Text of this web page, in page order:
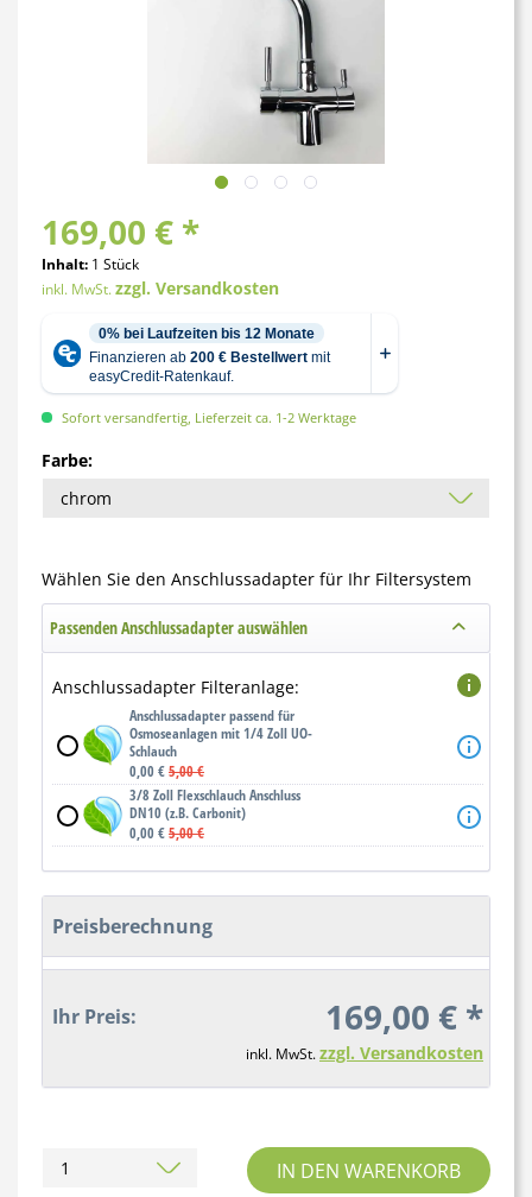
169,00 € *
Inhalt: 1 Stück
inkl. MwSt.zzgl. Versandkosten
Sofort versandfertig, Lieferzeit ca. 1-2 Werktage
Farbe:
Wählen Sie den Anschlussadapter für Ihr Filtersystem
Passenden Anschlussadapter auswählen
Anschlussadapter Filteranlage:
Anschlussadapter passend für
Osmoseanlagen mit 1/4 Zoll UO-
Schlauch
0,00 €5,00 €
3/8 Zoll Flexschlauch Anschluss
DN10 (z.B. Carbonit)
0,00 €5,00 €
Preisberechnung
Ihr Preis: 169,00 € *
inkl. MwSt.zzgl. Versandkosten
IN DEN WARENKORB